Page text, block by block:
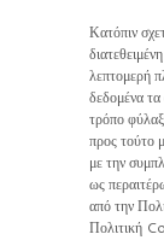
Κατόπιν
λεπτομερή
δεδομένα
τρόπο
προς τούτο
με την
ως
από την
Πολιτική